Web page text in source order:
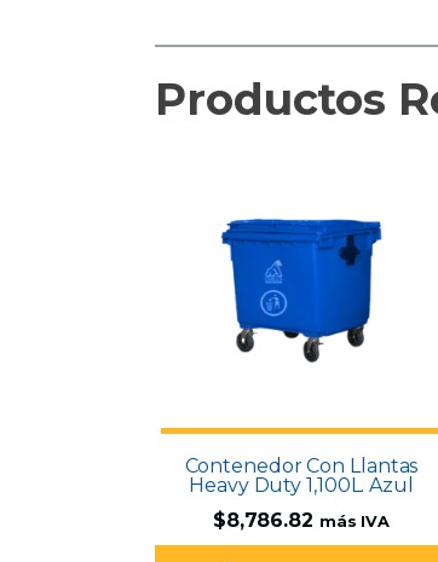
Productos
Contenedor Con Llantas
Heavy Duty 1,100L. Azul
$8,786.82 más IVA